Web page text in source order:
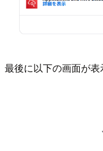
最後に以下の画面が表